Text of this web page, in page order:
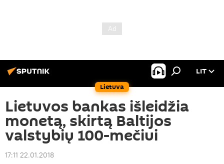
Lietuva
LIT
Lietuvos bankas išleidžia
monetą, skirtą Baltijos
valstybių 100-mečiui
17:11 22.01.2018